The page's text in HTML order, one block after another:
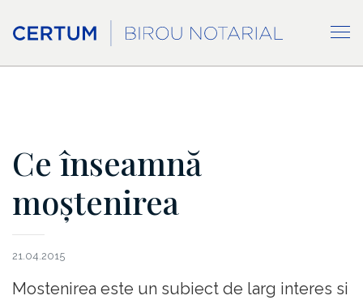
Ce înseamnă
moștenirea
21.04.2015
Mostenirea este un subiect de larg interes si